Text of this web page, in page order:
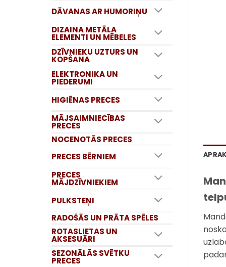
DĀVANAS AR HUMORIŅU
DIZAINA METĀLA
ELEMENTI UN MĒBELES
DZĪVNIEKU UZTURS UN
KOPŠANA
ELEKTRONIKA UN
PIEDERUMI
HIGIĒNAS PRECES
MĀJSAIMNIECĪBAS
PRECES
NOCENOTĀS PRECES
PRECES BĒRNIEM
PRECES
MĀJDZĪVNIEKIEM
PULKSTEŅI
RADOŠĀS UN PRĀTA SPĒLES
ROTASLIETAS UN
AKSESUĀRI
SEZONĀLĀS SVĒTKU
PRECES